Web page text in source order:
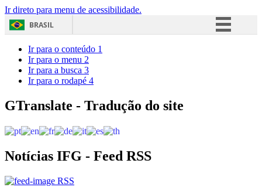
Ir direto para menu de acessibilidade.
BRASIL
Acesso à informação
Ir para o conteúdo 1
Ir para o menu 2
Ir para a busca 3
Ir para o rodapé 4
GTranslate - Tradução do site
Notícias IFG - Feed RSS
RSS